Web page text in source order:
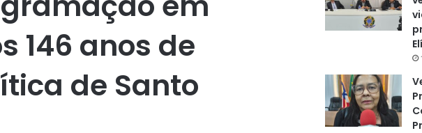
146 anos de
de Santo